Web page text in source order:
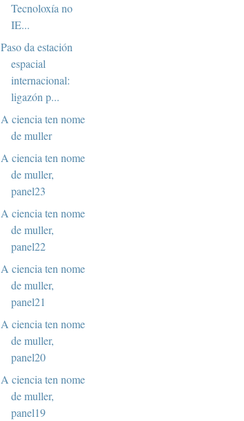
Tecnoloxía no
IE...
Paso da estación
espacial
internacional:
ligazón p...
A ciencia ten nome
de muller
A ciencia ten nome
de muller,
panel23
A ciencia ten nome
de muller,
panel22
A ciencia ten nome
de muller,
panel21
A ciencia ten nome
de muller,
panel20
A ciencia ten nome
de muller,
panel19